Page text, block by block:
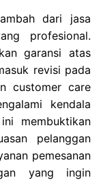
dari jasa
profesional.
garansi atas
revisi pada
customer care
kendala
membuktikan
pelanggan
pemesanan
yang ingin